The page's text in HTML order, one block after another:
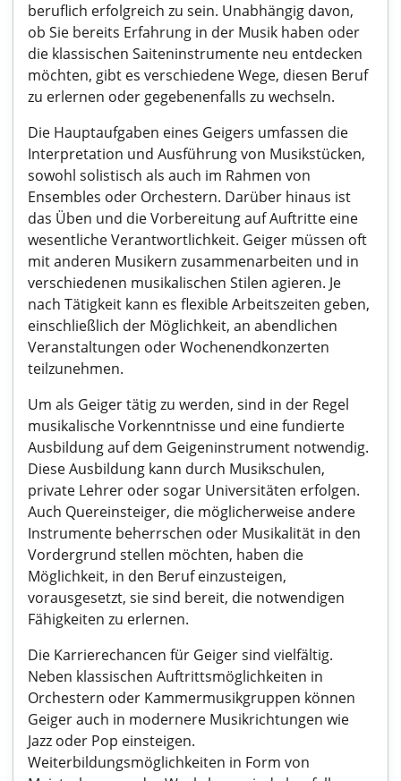
beruflich erfolgreich zu sein. Unabhängig davon,
ob Sie bereits Erfahrung in der Musik haben oder
die klassischen Saiteninstrumente neu entdecken
möchten, gibt es verschiedene Wege, diesen Beruf
zu erlernen oder gegebenenfalls zu wechseln.
Die Hauptaufgaben eines Geigers umfassen die
Interpretation und Ausführung von Musikstücken,
sowohl solistisch als auch im Rahmen von
Ensembles oder Orchestern. Darüber hinaus ist
das Üben und die Vorbereitung auf Auftritte eine
wesentliche Verantwortlichkeit. Geiger müssen oft
mit anderen Musikern zusammenarbeiten und in
verschiedenen musikalischen Stilen agieren. Je
nach Tätigkeit kann es flexible Arbeitszeiten geben,
einschließlich der Möglichkeit, an abendlichen
Veranstaltungen oder Wochenendkonzerten
teilzunehmen.
Um als Geiger tätig zu werden, sind in der Regel
musikalische Vorkenntnisse und eine fundierte
Ausbildung auf dem Geigeninstrument notwendig.
Diese Ausbildung kann durch Musikschulen,
private Lehrer oder sogar Universitäten erfolgen.
Auch Quereinsteiger, die möglicherweise andere
Instrumente beherrschen oder Musikalität in den
Vordergrund stellen möchten, haben die
Möglichkeit, in den Beruf einzusteigen,
vorausgesetzt, sie sind bereit, die notwendigen
Fähigkeiten zu erlernen.
Die Karrierechancen für Geiger sind vielfältig.
Neben klassischen Auftrittsmöglichkeiten in
Orchestern oder Kammermusikgruppen können
Geiger auch in modernere Musikrichtungen wie
Jazz oder Pop einsteigen.
Weiterbildungsmöglichkeiten in Form von